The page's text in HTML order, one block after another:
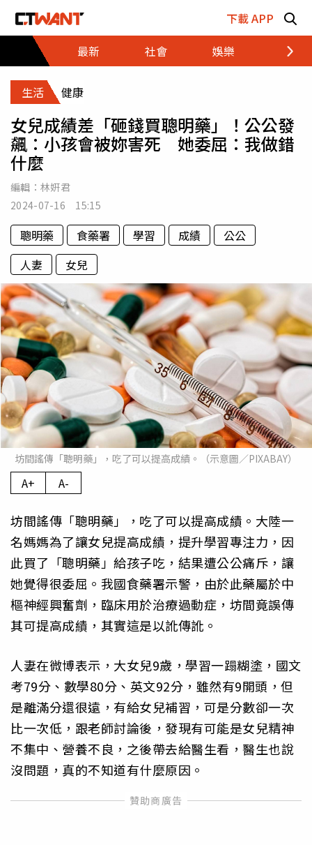
下載 APP
最新
社會 娛樂 財經
生活 健康
女兒成績差「砸錢買聰明藥」！公公發
飆：小孩會被妳害死 她委屈：我做錯
什麼
編輯： 林姸君
2024-07-16 15:15
聰明藥 食藥署 學習 成績
公公
人妻
女兒
坊間謠傳「聰明藥」，吃了可以提高成績。（示意圖／PIXABAY）
A+ A-
坊間謠傳「聰明藥」，吃了可以提高成績。大陸一
名媽媽為了讓女兒提高成績，提升學習專注力，因
此買了「聰明藥」給孩子吃，結果遭公公痛斥，讓
她覺得很委屈。我國食藥署示警，由於此藥屬於中
樞神經興奮劑，臨床用於治療過動症，坊間竟誤傳
其可提高成績，其實這是以訛傳訛。
人妻在微博表示，大女兒9歲，學習一蹋糊塗，國文
考79分、數學80分、英文92分，雖然有9開頭，但
是離滿分還很遠，有給女兒補習，可是分數卻一次
比一次低，跟老師討論後，發現有可能是女兒精神
不集中、營養不良，之後帶去給醫生看，醫生也說
沒問題，真的不知道有什麼原因。